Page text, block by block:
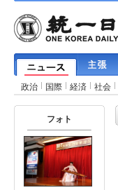
政治 国際 経済 社会
フォト